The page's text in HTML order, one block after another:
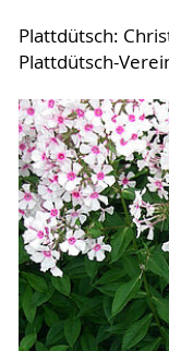
Plattdütsch:
Plattdütsch-